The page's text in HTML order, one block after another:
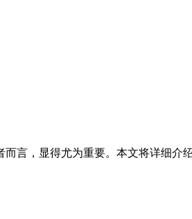
言，显得尤为重要。本文将详细介